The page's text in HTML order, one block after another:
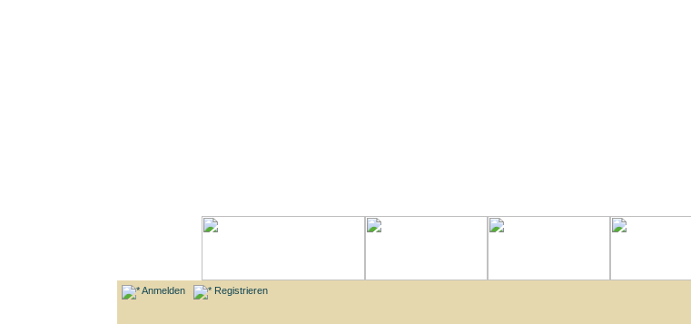
Anmelden Registrieren